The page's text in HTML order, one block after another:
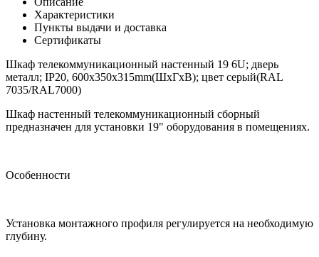
Характеристики
Пункты выдачи и доставка
Сертификаты
Шкаф телекоммуникационный настенный 19 6U; дверь
металл; IP20, 600x350x315mm(ШхГхВ); цвет серый(RAL
7035/RAL7000)
Шкаф настенный телекоммуникационный сборный
предназначен для установки 19" оборудования в помещениях.
Особенности
Установка монтажного профиля регулируется на необходимую
глубину.